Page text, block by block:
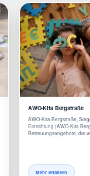
AWO-Kita Bergstraße
AWO-Kita Bergstraße,
Einrichtung (AWO-Kita
Betreuungsangebote, die
Mehr erfahren